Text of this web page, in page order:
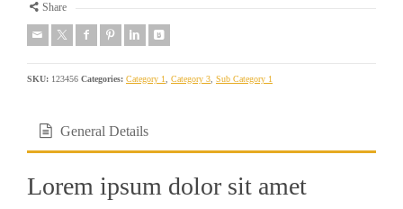
Share
SKU: 123456 Categories: Category 1 Category 3 Sub Category 1
General Details
Lorem ipsum dolor sit amet